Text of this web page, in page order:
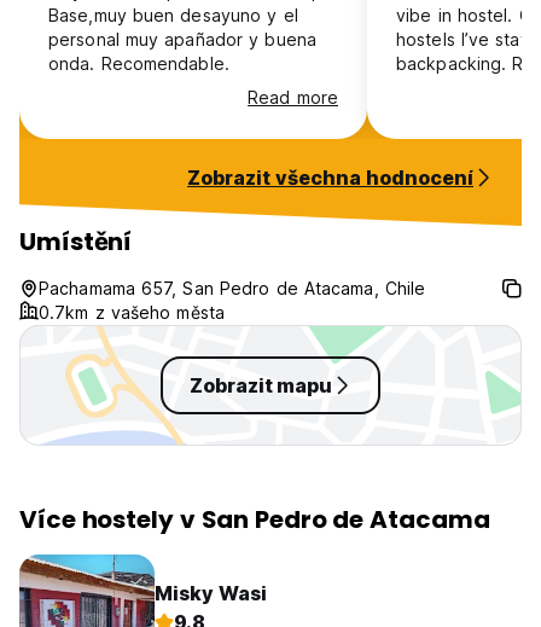
Base,muy buen desayuno y el
personal muy apañador y buena
onda. Recomendable.
Read more
vibe in hostel.
hostels I’ve
backpacking.
Zobrazit všechna hodnocení
Umístění
Pachamama 657, San Pedro de Atacama, Chile
0.7km z vašeho města
Zobrazit mapu
Více hostely v San Pedro de Atacama
Misky Wasi
9.8